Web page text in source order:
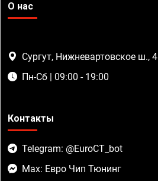
О нас
Сургут, Нижневартовское ш., 4
Пн-Сб | 09:00 - 19:00
Контакты
Telegram: @EuroCT_bot
Max: Евро Чип Тюнинг